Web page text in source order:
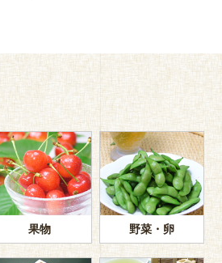
果物 野菜・卵